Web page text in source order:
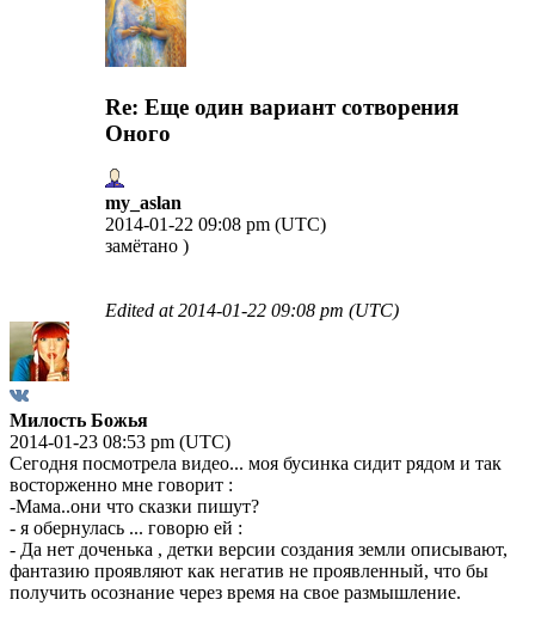
Re: Еще один вариант сотворения
Оного
my_aslan
2014-01-22 09:08 pm (UTC)
замётано )
Edited at2014-01-22 09:08 pm (UTC)
Милость Божья
2014-01-23 08:53 pm (UTC)
Сегодня посмотрела видео... моя бусинка сидит рядом и так
восторженно мне говорит :
-Мама..они что сказки пишут?
- я обернулась ... говорю ей :
- Да нет доченька , детки версии создания земли описывают,
фантазию проявляют как негатив не проявленный, что бы
получить осознание через время на свое размышление.